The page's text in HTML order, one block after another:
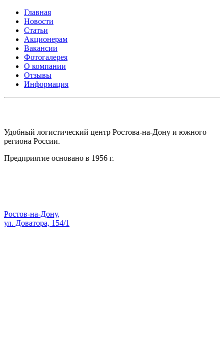
Главная
Новости
Статьи
Акционерам
Вакансии
Фотогалерея
О компании
Отзывы
Информация
Удобный логистический центр Ростова-на-Дону и южного
региона России.
Предприятие основано в 1956 г.
Ростов-на-Дону,
ул. Доватора, 154/1